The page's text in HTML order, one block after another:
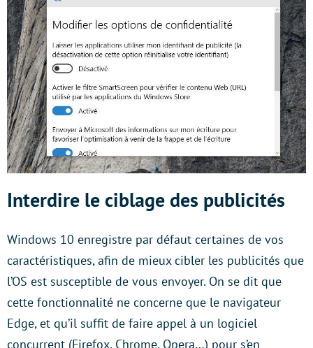
Interdire le ciblage des publicités
Windows 10 enregistre par défaut certaines de vos
caractéristiques, afin de mieux cibler les publicités que
l’OS est susceptible de vous envoyer. On se dit que
cette fonctionnalité ne concerne que le navigateur
Edge, et qu’il suffit de faire appel à un logiciel
concurrent (Firefox, Chrome, Opera…) pour s’en